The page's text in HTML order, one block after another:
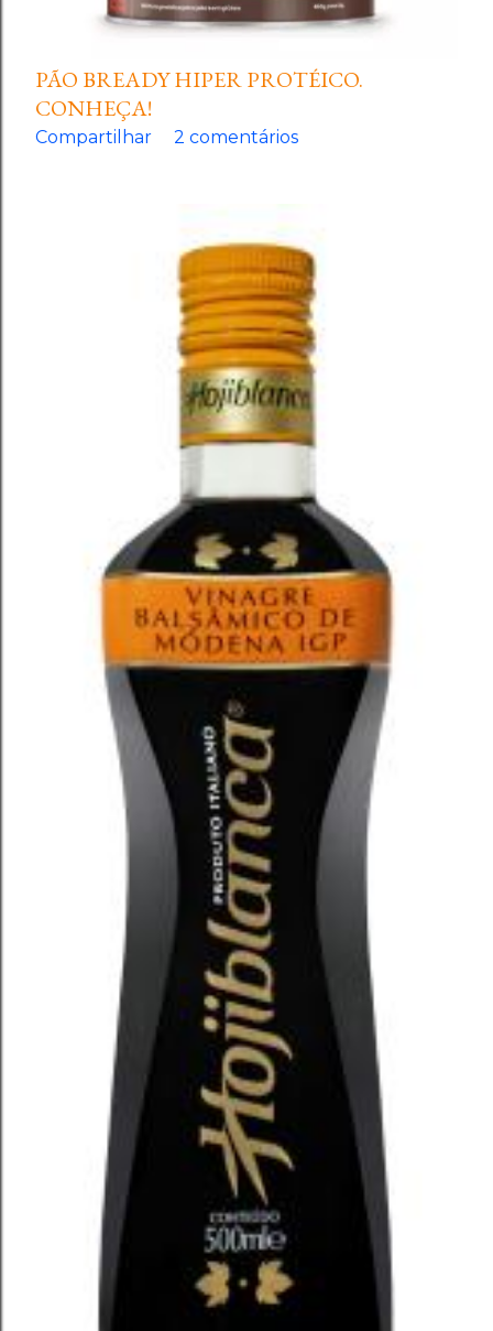
PÃO BREADY HIPER PROTÉICO.
CONHEÇA!
Compartilhar 2 comentários